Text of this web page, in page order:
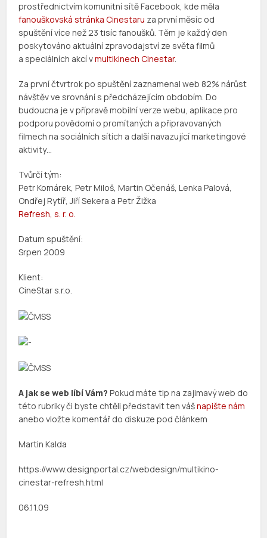
prostřednictvím komunitní sítě Facebook, kde měla
fanouškovská stránka Cinestaru za první měsíc od
spuštění více než 23 tisíc fanoušků. Těm je každý den
poskytováno aktuální zpravodajství ze světa filmů
a speciálních akcí vmultikinech Cinestar.
Za první čtvrtrok po spuštění zaznamenal web 82% nárůst
návštěv ve srovnání s předcházejícím obdobím. Do
budoucna je v přípravě mobilní verze webu, aplikace pro
podporu povědomí o promítaných a připravovaných
filmech na sociálních sítích a další navazující marketingové
aktivity…
Tvůrčí tým:
Petr Komárek, Petr Miloš, Martin Očenáš, Lenka Palová,
Ondřej Rytíř, Jiří Sekera a Petr Žižka
Refresh, s. r. o.
Datum spuštění:
Srpen 2009
Klient:
CineStar s.r.o.
A jak se web líbí Vám?Pokud máte tip na zajimavý web do
této rubriky či byste chtěli představit ten vášnapište nám
anebo vložte komentář do diskuze pod článkem
Martin Kalda
https://www.designportal.cz/webdesign/multikino-
cinestar-refresh.html
06.11.09